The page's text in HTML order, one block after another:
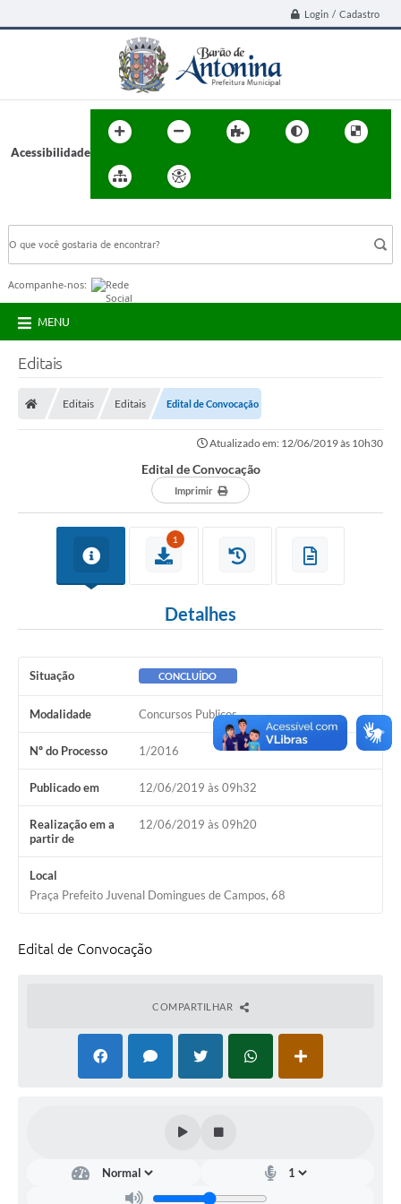
Login / Cadastro
Acessibilidade
Acompanhe-nos:
MENU
Editais
Editais Editais Edital de Convocação
Atualizado em: 12/06/2019 às 10h30
Edital de Convocação
Imprimir
1
Detalhes
Situação CONCLUÍDO
Modalidade Concursos Publicos
Nº do Processo 1/2016
Publicado em 12/06/2019 às 09h32
Realização em a
partir de
12/06/2019 às 09h20
Local
Praça Prefeito Juvenal Domingues de Campos, 68
Edital de Convocação
COMPARTILHAR